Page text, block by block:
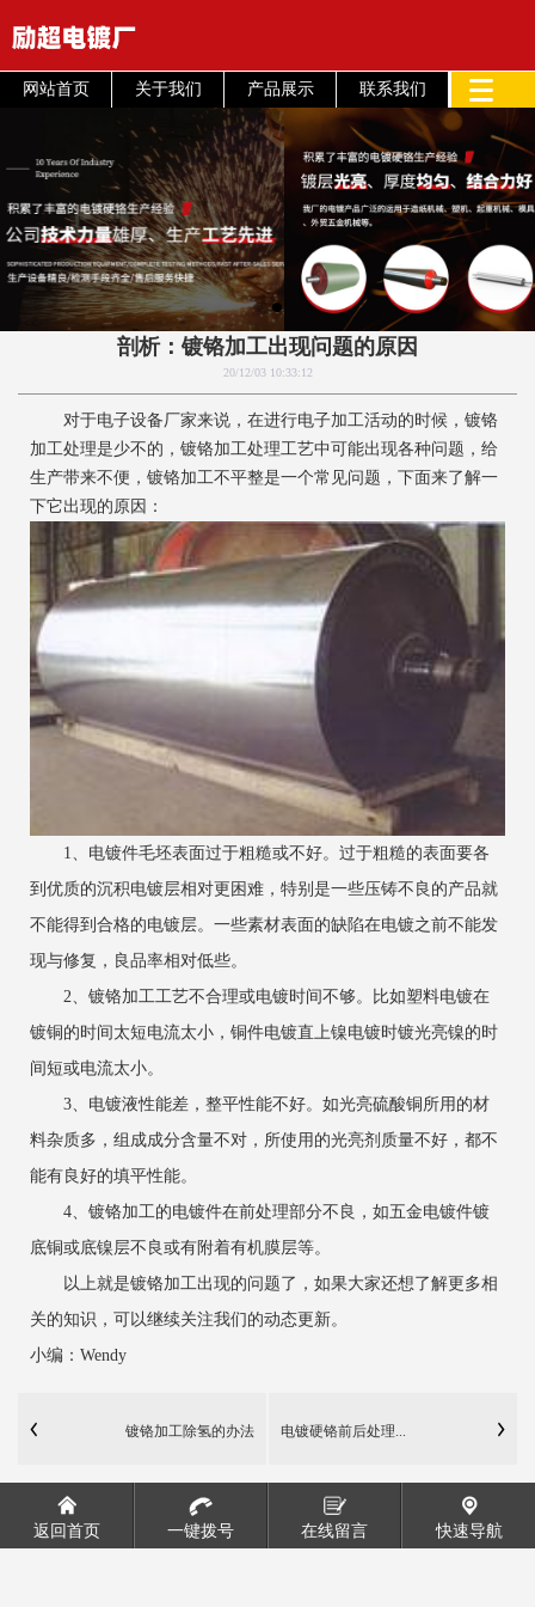
网站首页 关于我们 产品展示 联系我们
剖析：镀铬加工出现问题的原因
20/12/03 10:33:12
对于电子设备厂家来说，在进行电子加工活动的时候，镀铬
加工处理是少不的，镀铬加工处理工艺中可能出现各种问题，给
生产带来不便，镀铬加工不平整是一个常见问题，下面来了解一
下它出现的原因：
1、电镀件毛坯表面过于粗糙或不好。过于粗糙的表面要各
到优质的沉积电镀层相对更困难，特别是一些压铸不良的产品就
不能得到合格的电镀层。一些素材表面的缺陷在电镀之前不能发
现与修复，良品率相对低些。
2、镀铬加工工艺不合理或电镀时间不够。比如塑料电镀在
镀铜的时间太短电流太小，铜件电镀直上镍电镀时镀光亮镍的时
间短或电流太小。
3、电镀液性能差，整平性能不好。如光亮硫酸铜所用的材
料杂质多，组成成分含量不对，所使用的光亮剂质量不好，都不
能有良好的填平性能。
4、镀铬加工的电镀件在前处理部分不良，如五金电镀件镀
底铜或底镍层不良或有附着有机膜层等。
以上就是镀铬加工出现的问题了，如果大家还想了解更多相
关的知识，可以继续关注我们的动态更新。
小编：Wendy
镀铬加工除氢的办法 电镀硬铬前后处理...
返回首页 一键拨号 在线留言 快速导航